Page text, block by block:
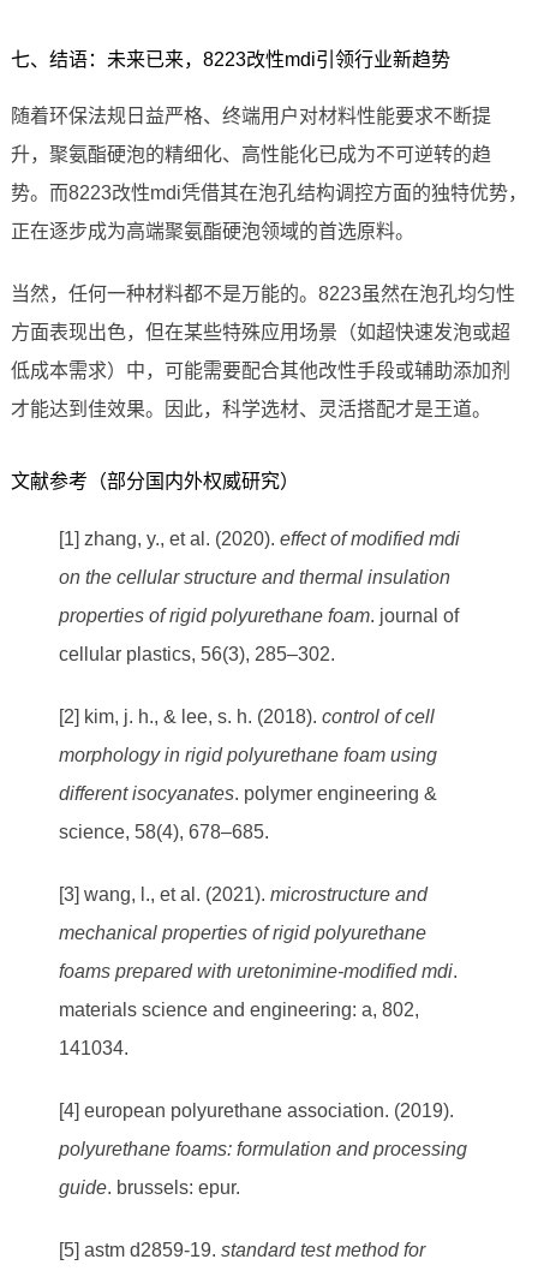
七、结语：未来已来，8223改性mdi引领行业新趋势
随着环保法规日益严格、终端用户对材料性能要求不断提
升，聚氨酯硬泡的精细化、高性能化已成为不可逆转的趋
势。而8223改性mdi凭借其在泡孔结构调控方面的独特优势，
正在逐步成为高端聚氨酯硬泡领域的首选原料。
当然，任何一种材料都不是万能的。8223虽然在泡孔均匀性
方面表现出色，但在某些特殊应用场景（如超快速发泡或超
低成本需求）中，可能需要配合其他改性手段或辅助添加剂
才能达到佳效果。因此，科学选材、灵活搭配才是王道。
文献参考（部分国内外权威研究）
[1] zhang, y., et al. (2020). effect of modified mdi
on the cellular structure and thermal insulation
properties of rigid polyurethane foam. journal of
cellular plastics, 56(3), 285–302.
[2] kim, j. h., & lee, s. h. (2018). control of cell
morphology in rigid polyurethane foam using
different isocyanates. polymer engineering &
science, 58(4), 678–685.
[3] wang, l., et al. (2021). microstructure and
mechanical properties of rigid polyurethane
foams prepared with uretonimine-modified mdi.
materials science and engineering: a, 802,
141034.
[4] european polyurethane association. (2019).
polyurethane foams: formulation and processing
guide. brussels: epur.
[5] astm d2859-19. standard test method for